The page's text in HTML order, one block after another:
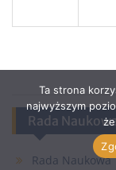
Rada Naukowa
Rada Naukowa
Ta strona
najwyższym